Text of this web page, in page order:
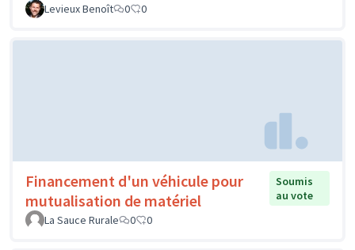
Levieux Benoît 0 0
Financement d'un véhicule pour
mutualisation de matériel
Soumis
au vote
La Sauce Rurale
0 0